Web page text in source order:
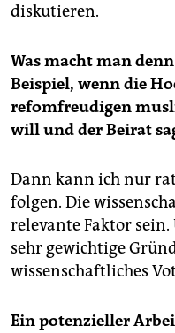
diskutieren.
Was macht man
Beispiel, wenn die
refomfreudigen
will und der Beirat
Dann kann ich nur
folgen. Die
relevante Faktor
sehr gewichtige
wissenschaftliches
Ein potenzieller